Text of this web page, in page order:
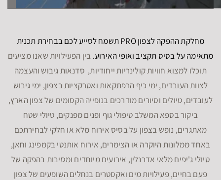
מחלקת ההפקה לצפון PRO תשמח לסייע לכם בבחירת תכנית
מתאימה על בסיס תקציב ואופי האירוע. בין הפעילויות שאנו מציעים
תוכלו למצוא חוויות קולינריות ייחודיות, סדנאות גיבוש והעצמה
לצוות העובדים, ימי כיף הרפתקאות ואטרקציות בצפון, ימי גיבוש
לעובדים, טיולים וסיורים מודרכים בנופייה הקסומים של צפון הארץ,
ביקור בספא המשלב טיפולי גוף ופנים מפנקים, טיולי שטח
מאתגרים, נופש בצפון על בסיס אירוח מלא או חלקי לבחירתכם
באחד ממלונות היוקרה או הצימרים, אירוח אותנטי בקמפינג וחאן,
טיולי ג'יפים מלאי אדרנלין, אירועים מיוחדים ומסיבות בהפקה של
פעם בחיים, פעילויות מים ואקסטרים בנחלים השופעים של צפון